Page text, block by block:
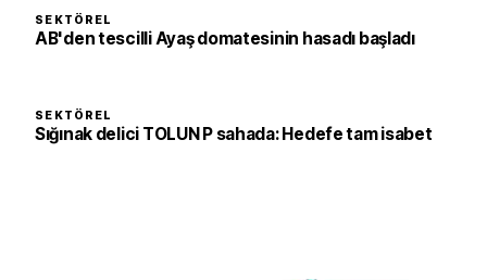
SEKTÖREL
AB'den tescilli Ayaş domatesinin hasadı başladı
SEKTÖREL
Sığınak delici TOLUN P sahada: Hedefe tam isabet